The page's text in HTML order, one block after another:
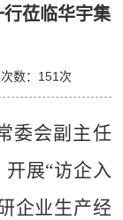
莅临华宇集
数： 151次
委会副主任
展“访企入
企业生产经